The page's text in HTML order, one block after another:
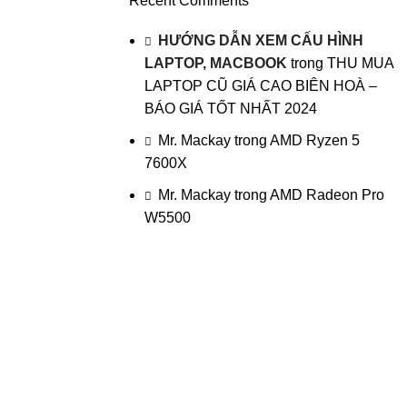
HƯỚNG DẪN XEM CẤU HÌNH
LAPTOP, MACBOOK trong THU MUA
LAPTOP CŨ GIÁ CAO BIÊN HOÀ –
BÁO GIÁ TỐT NHẤT 2024
Mr. Mackay trong AMD Ryzen 5
7600X
Mr. Mackay trong AMD Radeon Pro
W5500